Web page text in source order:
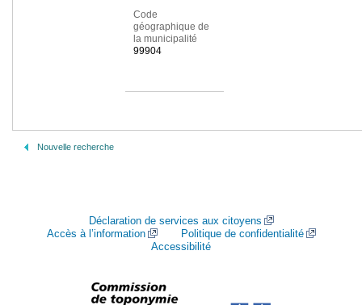
Code
géographique de
la municipalité
99904
Nouvelle recherche
Déclaration de services aux citoyens
Accès à l’information
Politique de confidentialité
Accessibilité